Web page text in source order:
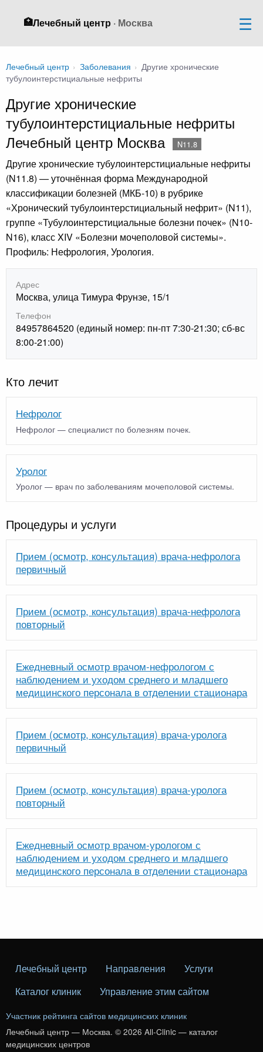
🏥Лечебный центр · Москва
Лечебный центр › Заболевания › Другие хронические
тубулоинтерстициальные нефриты
Другие хронические
тубулоинтерстициальные нефриты
Лечебный центр Москва
N11.8
Другие хронические тубулоинтерстициальные нефриты
(N11.8) — уточнённая форма Международной
классификации болезней (МКБ-10) в рубрике
«Хронический тубулоинтерстициальный нефрит» (N11),
группе «Тубулоинтерстициальные болезни почек» (N10-
N16), класс XIV «Болезни мочеполовой системы».
Профиль: Нефрология, Урология.
Адрес
Москва, улица Тимура Фрунзе, 15/1
Телефон
84957864520 (единый номер: пн-пт 7:30-21:30; сб-вс
8:00-21:00)
Кто лечит
Нефролог
Нефролог — специалист по болезням почек.
Уролог
Уролог — врач по заболеваниям мочеполовой системы.
Процедуры и услуги
Прием (осмотр, консультация) врача-нефролога
первичный
Прием (осмотр, консультация) врача-нефролога
повторный
Ежедневный осмотр врачом-нефрологом с
наблюдением и уходом среднего и младшего
медицинского персонала в отделении стационара
Прием (осмотр, консультация) врача-уролога
первичный
Прием (осмотр, консультация) врача-уролога
повторный
Ежедневный осмотр врачом-урологом с
наблюдением и уходом среднего и младшего
медицинского персонала в отделении стационара
Лечебный центр Направления
Услуги
Каталог клиник
Управление этим сайтом
Участник рейтинга сайтов медицинских клиник
Лечебный центр — Москва. © 2026 All-Clinic — каталог
медицинских центров